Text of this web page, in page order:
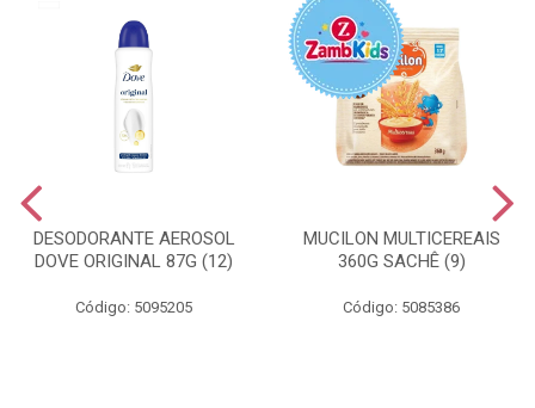
DESODORANTE AEROSOL
DOVE ORIGINAL 87G (12)
Código: 5095205
MUCILON MULTICEREAIS
360G SACHÊ (9)
Código: 5085386